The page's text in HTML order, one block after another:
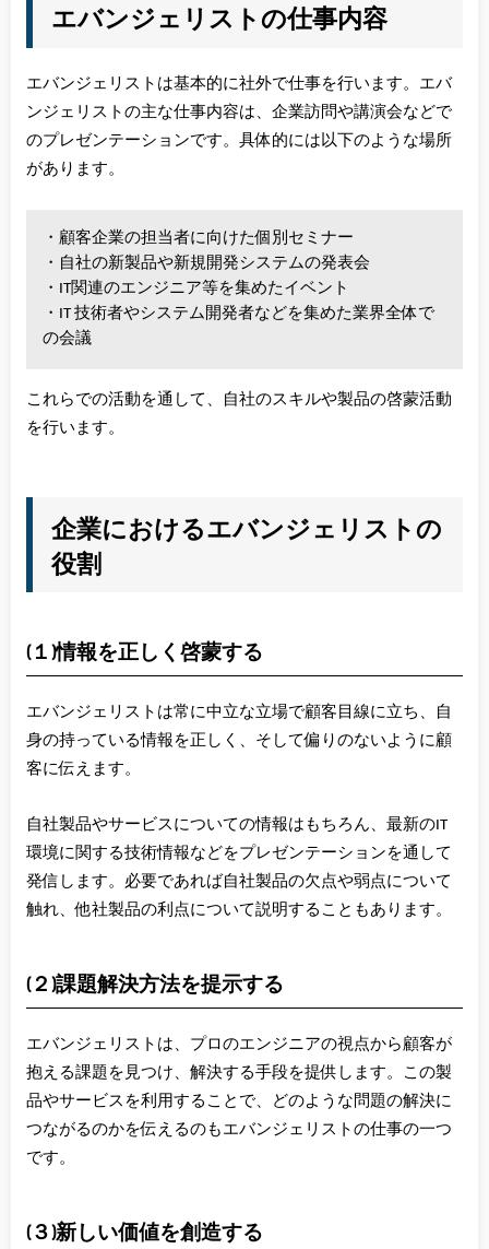
エバンジェリストの仕事内容
エバンジェリストは基本的に社外で仕事を行います。エバ
ンジェリストの主な仕事内容は、企業訪問や講演会などで
のプレゼンテーションです。具体的には以下のような場所
があります。
・顧客企業の担当者に向けた個別セミナー
・自社の新製品や新規開発システムの発表会
・IT関連のエンジニア等を集めたイベント
・IT 技術者やシステム開発者などを集めた業界全体で
の会議
これらでの活動を通して、自社のスキルや製品の啓蒙活動
を行います。
企業におけるエバンジェリストの
役割
(１)情報を正しく啓蒙する
エバンジェリストは常に中立な立場で顧客目線に立ち、自
身の持っている情報を正しく、そして偏りのないように顧
客に伝えます。
自社製品やサービスについての情報はもちろん、最新のIT
環境に関する技術情報などをプレゼンテーションを通して
発信します。必要であれば自社製品の欠点や弱点について
触れ、他社製品の利点について説明することもあります。
(２)課題解決方法を提示する
エバンジェリストは、プロのエンジニアの視点から顧客が
抱える課題を見つけ、解決する手段を提供します。この製
品やサービスを利用することで、どのような問題の解決に
つながるのかを伝えるのもエバンジェリストの仕事の一つ
です。
(３)新しい価値を創造する